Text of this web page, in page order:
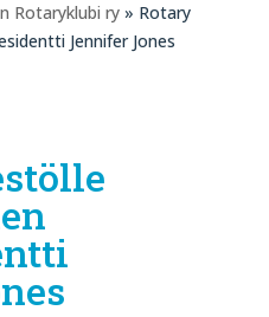
Rotaryklubi ry » Rotary
Jennifer Jones